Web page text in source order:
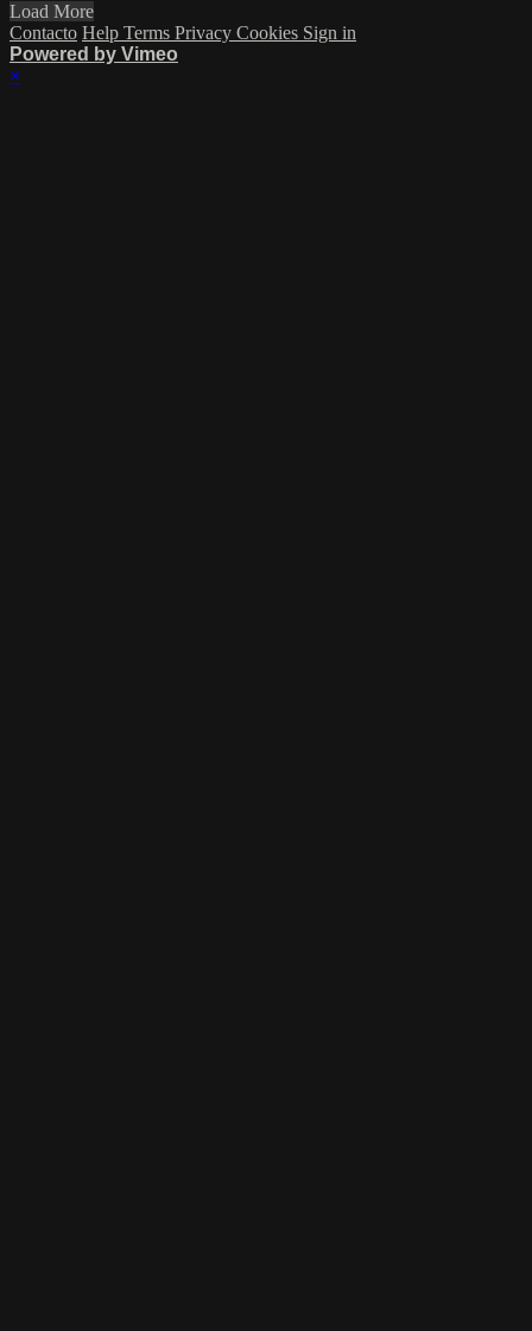
Load More
Contacto Help Terms Privacy Cookies Sign in
Powered by Vimeo
×